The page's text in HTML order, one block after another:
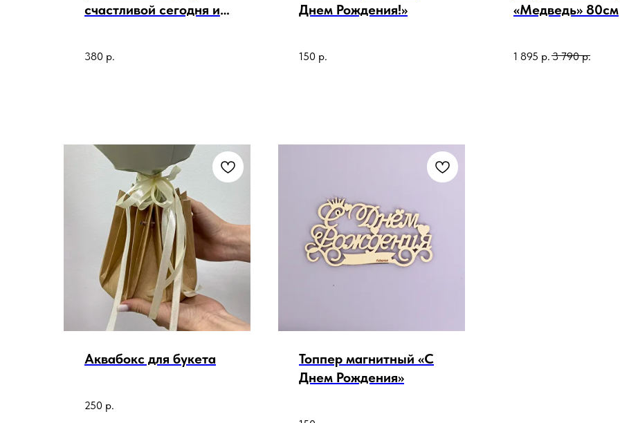
счастливой сегодня и
380 р.
Днем Рождения!»
150 р.
«Медведь» 80см
1 895 р. 3 790 р.
Аквабокс для букета
250 р.
Топпер магнитный «С
Днем Рождения»